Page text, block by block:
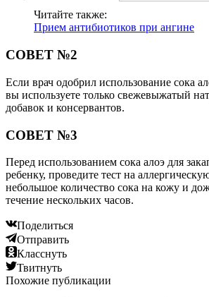
Читайте также:
Прием антибиотиков при ангине
СОВЕТ №2
Если врач одобрил использование сока
вы используете только свежевыжатый
добавок и консервантов.
СОВЕТ №3
Перед использованием сока алоэ для
ребенку, проведите тест на
небольшое количество сока на кожу и
течение нескольких часов.
Поделиться
Отправить
Класснуть
Твитнуть
Похожие публикации